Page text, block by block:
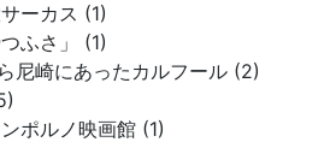
ーカス (1)
ふさ」 (1)
尼崎にあったカルフール (2)
ポルノ映画館 (1)